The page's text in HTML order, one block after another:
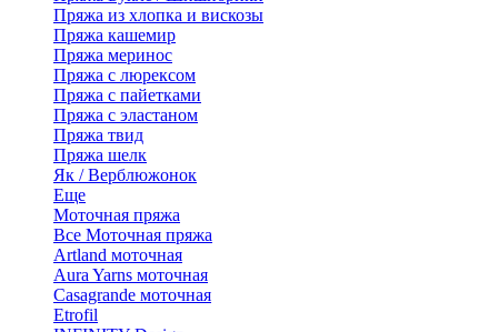
Пряжа из хлопка и вискозы
Пряжа кашемир
Пряжа меринос
Пряжа с люрексом
Пряжа с пайетками
Пряжа с эластаном
Пряжа твид
Пряжа шелк
Як / Верблюжонок
Еще
Моточная пряжа
Все Моточная пряжа
Artland моточная
Aura Yarns моточная
Casagrande моточная
Etrofil